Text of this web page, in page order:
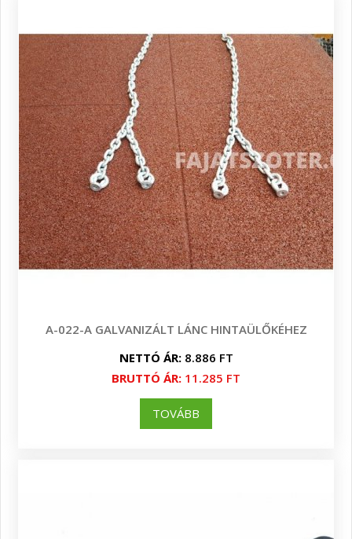
A-022-A GALVANIZÁLT LÁNC HINTAÜLŐKÉHEZ
NETTÓ ÁR:8.886 FT
BRUTTÓ ÁR: 11.285 FT
TOVÁBB